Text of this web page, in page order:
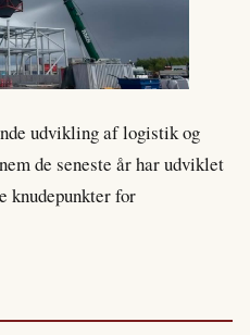
udvikling af logistik og
de seneste år har udviklet
knudepunkter for